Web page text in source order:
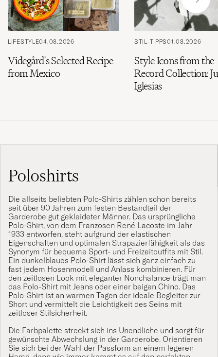
LIFESTYLE04.08.2026
Videgård's Selected Recipe
from Mexico
STIL-TIPPS01.08.2026
Style Icons from the
Record Collection:
Iglesias
Poloshirts
Die allseits beliebten Polo-Shirts zählen schon bereits
seit über 90 Jahren zum festen Bestandteil der
Garderobe gut gekleideter Männer. Das ursprüngliche
Polo-Shirt, von dem Franzosen René Lacoste im Jahr
1933 entworfen, steht aufgrund der elastischen
Eigenschaften und optimalen Strapazierfähigkeit als das
Synonym für bequeme Sport- und Freizeitoutfits mit Stil.
Ein dunkelblaues Polo-Shirt lässt sich ganz einfach zu
fast jedem Hosenmodell und Anlass kombinieren. Für
den zeitlosen Look mit eleganter Nonchalance trägt man
das Polo-Shirt mit Jeans oder einer beigen Chino. Das
Polo-Shirt ist an warmen Tagen der ideale Begleiter zur
Short und vermittelt die Leichtigkeit des Seins mit
zeitloser Stilsicherheit.
Die Farbpalette streckt sich ins Unendliche und sorgt für
gewünschte Abwechslung in der Garderobe. Orientieren
Sie sich bei der Wahl der Passform an einem legeren